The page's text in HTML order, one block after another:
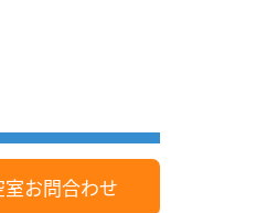
お問合わせ